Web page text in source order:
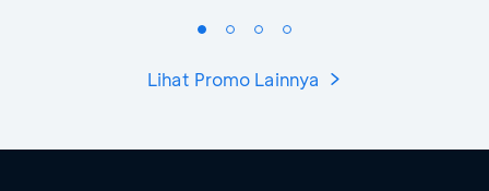
Lihat Promo Lainnya